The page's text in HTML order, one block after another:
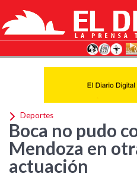
Deportes
Boca no pudo
Mendoza en
actuación